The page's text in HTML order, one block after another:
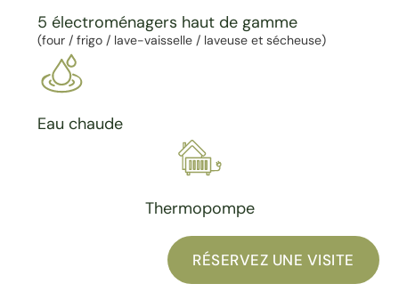
5 électroménagers haut de gamme
(four / frigo / lave-vaisselle / laveuse et sécheuse)
Eau chaude
Thermopompe
RÉSERVEZ UNE VISITE